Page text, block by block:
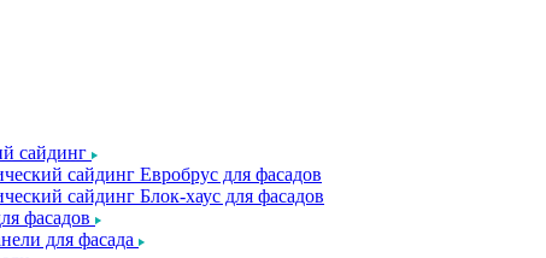
сайдинг
сайдинг Евробрус для фасадов
сайдинг Блок-хаус для фасадов
фасадов
для фасада